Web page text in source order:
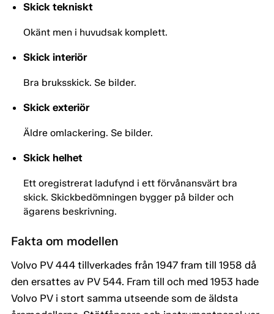
Skick tekniskt
Okänt men i huvudsak komplett.
Skick interiör
Bra bruksskick. Se bilder.
Skick exteriör
Äldre omlackering. Se bilder.
Skick helhet
Ett oregistrerat ladufynd i ett förvånansvärt bra
skick. Skickbedömningen bygger på bilder och
ägarens beskrivning.
Fakta om modellen
Volvo PV 444 tillverkades från 1947 fram till 1958 då
den ersattes av PV 544. Fram till och med 1953 hade
Volvo PV i stort samma utseende som de äldsta